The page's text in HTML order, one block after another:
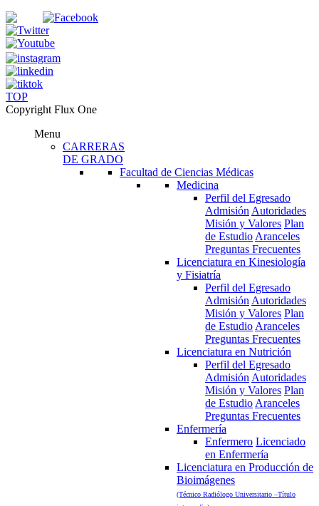
TOP
Copyright Flux One
Menu
CARRERAS
DE GRADO
Facultad de Ciencias Médicas
Medicina
Perfil del Egresado
Admisión Autoridades
Misión y Valores Plan
de Estudio Aranceles
Preguntas Frecuentes
Licenciatura en Kinesiología
y Fisiatría
Perfil del Egresado
Admisión Autoridades
Misión y Valores Plan
de Estudio Aranceles
Preguntas Frecuentes
Licenciatura en Nutrición
Perfil del Egresado
Admisión Autoridades
Misión y Valores Plan
de Estudio Aranceles
Preguntas Frecuentes
Enfermería
Enfermero Licenciado
en Enfermería
Licenciatura en Producción de
Bioimágenes
(Técnico Radiólogo Universitario –Título